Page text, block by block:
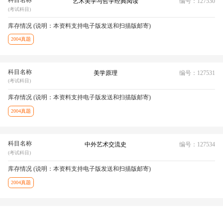
(考试科目)
库存情况 (说明：本资料支持电子版发送和扫描版邮寄)
2004真题
科目名称
(考试科目)
美学原理 编号：127531
库存情况 (说明：本资料支持电子版发送和扫描版邮寄)
2004真题
科目名称
(考试科目)
中外艺术交流史 编号：127534
库存情况 (说明：本资料支持电子版发送和扫描版邮寄)
2004真题